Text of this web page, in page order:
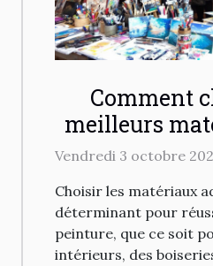
Comment
meilleurs
votre projet
Vendredi 3 octobre
Choisir les matériaux
déterminant pour
peinture, que ce soit
intérieurs, des